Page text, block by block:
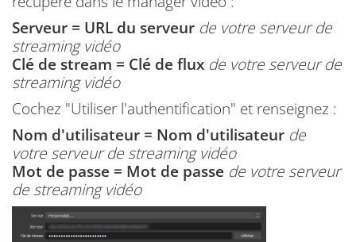
Serveur = URL du serveur de votre serveur de
streaming vidéo
Clé de stream = Clé de flux de votre serveur de
streaming vidéo
Cochez "Utiliser l'authentification" et renseignez :
Nom d'utilisateur = Nom d'utilisateur de
votre serveur de streaming vidéo
Mot de passe = Mot de passe de votre serveur
de streaming vidéo